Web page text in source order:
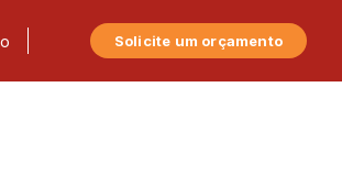
Solicite um orçamento